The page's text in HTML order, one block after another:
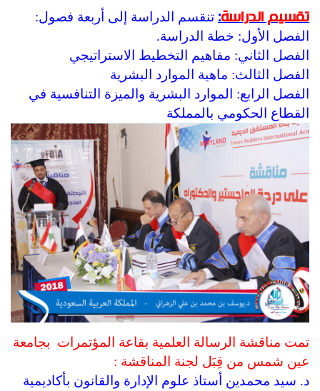
تقسيم الدراسة: تنقسم الدراسة إلى أربعة فصول:
الفصل الأول: خطة الدراسة.
الفصل الثاني: مفاهيم التخطيط الاستراتيجي
الفصل الثالث: ماهية الموارد البشرية
الفصل الرابع: الموارد البشرية والميزة التنافسية في
القطاع الحكومي بالمملكة
تمت مناقشة الرسالة العلمية بقاعة المؤتمرات بجامعة
عين شمس من قِبَل لجنة المناقشة :
د. سيد محمدين أستاذ علوم الإدارة والقانون بأكاديمية